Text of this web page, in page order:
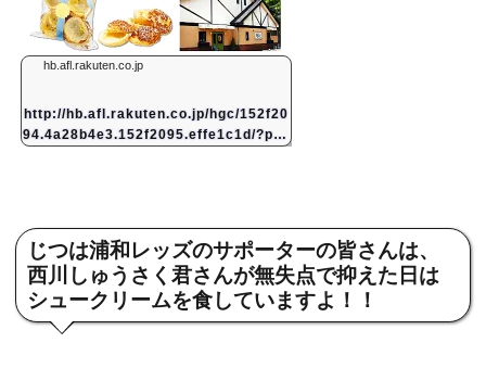
hb.afl.rakuten.co.jp
http://hb.afl.rakuten.co.jp/hgc/152f20
94.4a28b4e3.152f2095.effe1c1d/?pc=
じつは浦和レッズのサポーターの皆さんは、
西川しゅうさく君さんが無失点で抑えた日は
シュークリームを食していますよ！！